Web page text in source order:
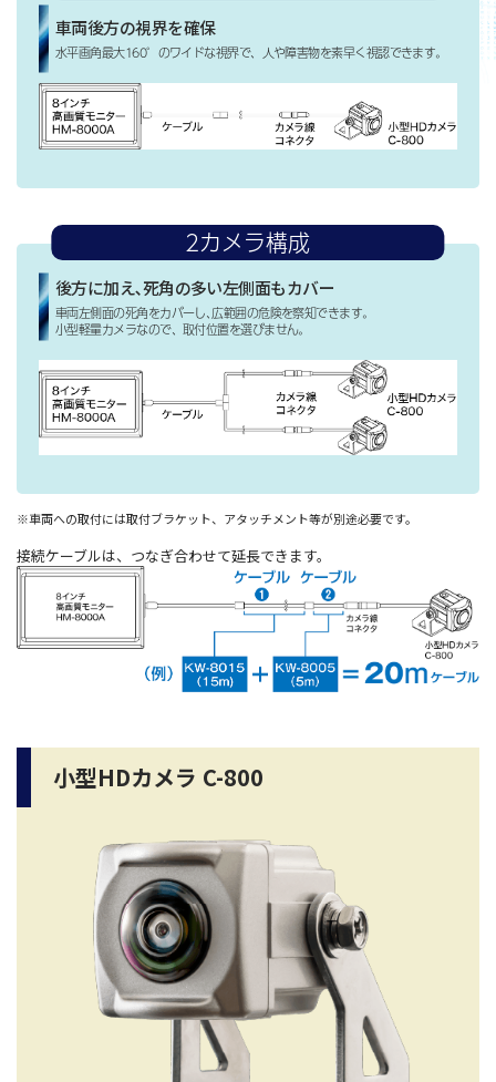
車両後方の視界を確保
⽔平画⾓最⼤160°のワイドな視界で、人や障害物を素早く視認できます。
2カメラ構成
後方に加え､死角の多い左側面もカバー
車両左側面の死角をカバーし､広範囲の危険を察知できます｡
小型軽量カメラなので、取付位置を選びません。
※車両への取付には取付ブラケット、アタッチメント等が別途必要です。
接続ケーブルは、つなぎ合わせて延長できます。
小型HDカメラ C-800